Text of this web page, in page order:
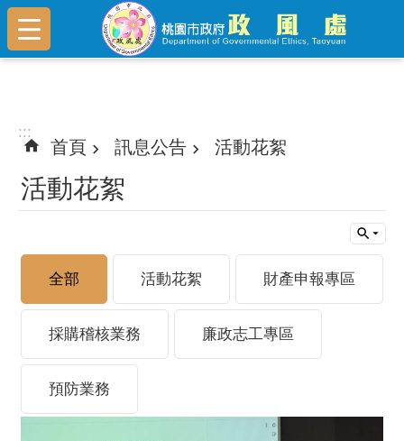
跳到主要內容區塊
:::
:::
首頁 訊息公告 活動花絮
活動花絮
全部 活動花絮 財產申報專區
採購稽核業務 廉政志工專區
預防業務